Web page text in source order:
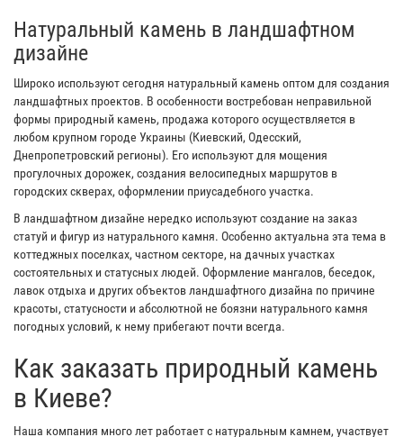
Натуральный камень в ландшафтном
дизайне
Широко используют сегодня натуральный камень оптом для создания
ландшафтных проектов. В особенности востребован неправильной
формы природный камень, продажа которого осуществляется в
любом крупном городе Украины (Киевский, Одесский,
Днепропетровский регионы). Его используют для мощения
прогулочных дорожек, создания велосипедных маршрутов в
городских скверах, оформлении приусадебного участка.
В ландшафтном дизайне нередко используют создание на заказ
статуй и фигур из натурального камня. Особенно актуальна эта тема в
коттеджных поселках, частном секторе, на дачных участках
состоятельных и статусных людей. Оформление мангалов, беседок,
лавок отдыха и других объектов ландшафтного дизайна по причине
красоты, статусности и абсолютной не боязни натурального камня
погодных условий, к нему прибегают почти всегда.
Как заказать природный камень
в Киеве?
Наша компания много лет работает с натуральным камнем, участвует